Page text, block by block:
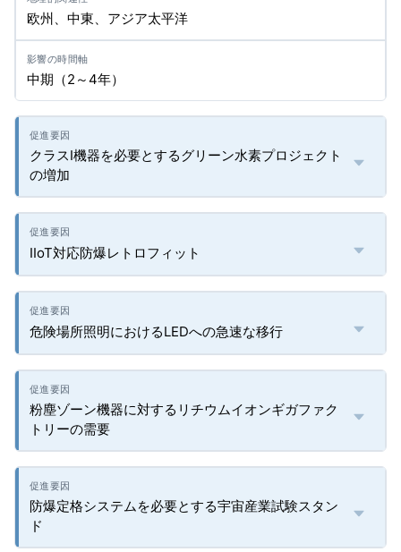
欧州、中東、アジア太平洋
中期（2～4年）
クラスI機器を必要とするグリーン水素プロジェクト
の増加
IIoT対応防爆レトロフィット
危険場所照明におけるLEDへの急速な移行
粉塵ゾーン機器に対するリチウムイオンギガファク
トリーの需要
防爆定格システムを必要とする宇宙産業試験スタン
ド